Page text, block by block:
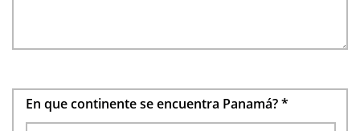
En que continente se encuentra Panamá?*